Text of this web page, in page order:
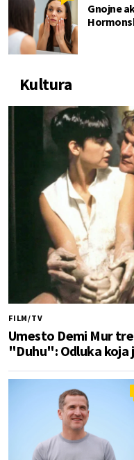
Gnojne
Kultura
FILM/TV
Umesto Demi Mur
"Duhu": Odluka koja